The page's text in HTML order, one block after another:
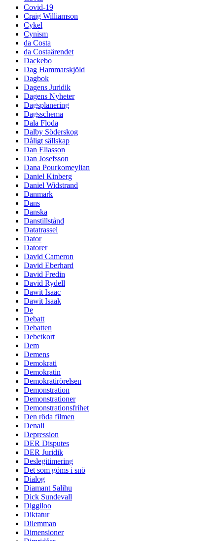
Covid-19
Craig Williamson
Cykel
Cynism
da Costa
da Costaärendet
Dackebo
Dag Hammarskjöld
Dagbok
Dagens Juridik
Dagens Nyheter
Dagsplanering
Dagsschema
Dala Floda
Dalby Söderskog
Dåligt sällskap
Dan Eliasson
Dan Josefsson
Dana Pourkomeylian
Daniel Kinberg
Daniel Widstrand
Danmark
Dans
Danska
Danstillstånd
Datatrassel
Dator
Datorer
David Cameron
David Eberhard
David Fredin
David Rydell
Dawit Isaac
Dawit Isaak
De
Debatt
Debatten
Debetkort
Dem
Demens
Demokrati
Demokratin
Demokratirörelsen
Demonstration
Demonstrationer
Demonstrationsfrihet
Den röda filmen
Denali
Depression
DER Disputes
DER Juridik
Deslegitimering
Det som göms i snö
Dialog
Diamant Salihu
Dick Sundevall
Diggiloo
Diktatur
Dilemman
Dimensioner